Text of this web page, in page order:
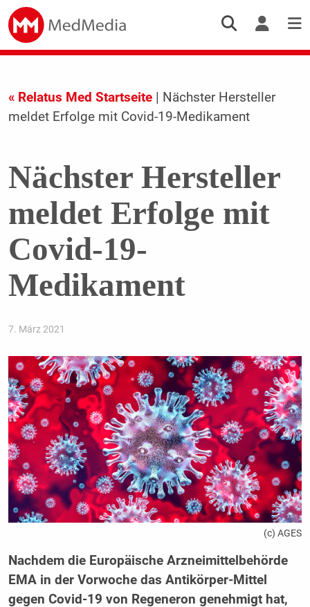
« Relatus Med Startseite| Nächster Hersteller
meldet Erfolge mit Covid-19-Medikament
Nächster Hersteller
meldet Erfolge mit
Covid-19-
Medikament
7. März 2021
(c) AGES
Nachdem die Europäische Arzneimittelbehörde
EMA in der Vorwoche das Antikörper-Mittel
gegen Covid-19 von Regeneron genehmigt hat,